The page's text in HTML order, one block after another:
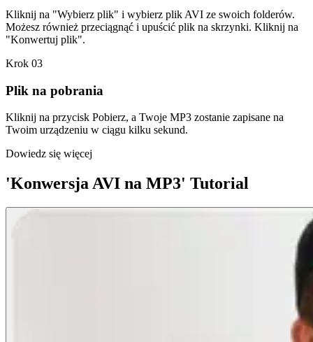
Kliknij na "Wybierz plik" i wybierz plik AVI ze swoich folderów.
Możesz również przeciągnąć i upuścić plik na skrzynki. Kliknij na
"Konwertuj plik".
Krok 03
Plik na pobrania
Kliknij na przycisk Pobierz, a Twoje MP3 zostanie zapisane na
Twoim urządzeniu w ciągu kilku sekund.
Dowiedz się więcej
'Konwersja AVI na MP3' Tutorial